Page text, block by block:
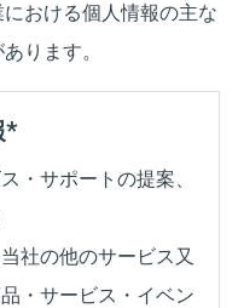
おける個人情報の主な
ります。
*
・サポートの提案、
社の他のサービス又
・サービス・イベン